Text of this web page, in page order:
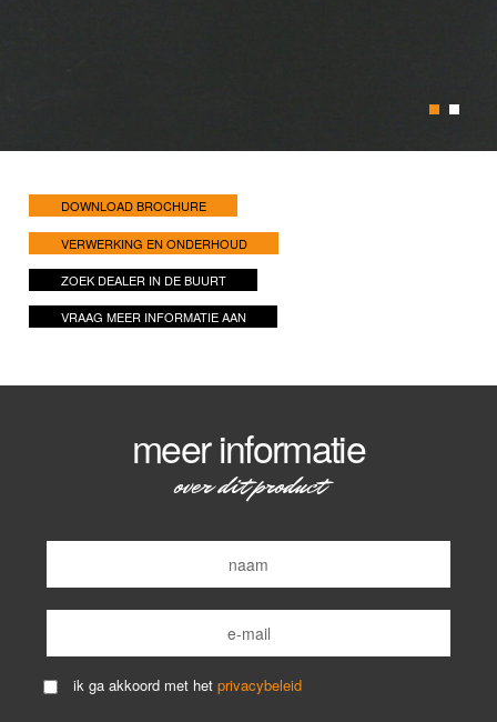
DOWNLOAD BROCHURE
VERWERKING EN ONDERHOUD
ZOEK DEALER IN DE BUURT
VRAAG MEER INFORMATIE AAN
meer informatie
over dit product
ik ga akkoord met het privacybeleid